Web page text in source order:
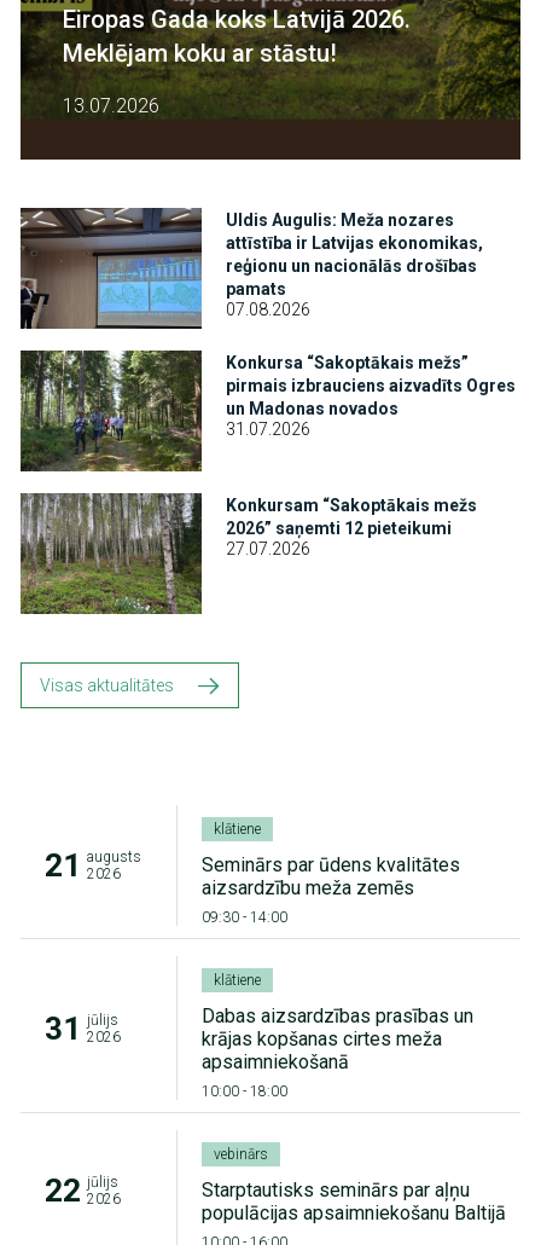
Eiropas Gada koks Latvijā 2026.
Meklējam koku ar stāstu!
13.07.2026
Attēls
Uldis Augulis: Meža nozares
attīstība ir Latvijas ekonomikas,
reģionu un nacionālās drošības
pamats
07.08.2026
Attēls
Konkursa “Sakoptākais mežs”
pirmais izbrauciens aizvadīts Ogres
un Madonas novados
31.07.2026
Attēls
Konkursam “Sakoptākais mežs
2026” saņemti 12 pieteikumi
27.07.2026
Visas aktualitātes
21
augusts
2026
klātiene
Seminārs par ūdens kvalitātes
aizsardzību meža zemēs
09:30- 14:00
31
jūlijs
2026
klātiene
Dabas aizsardzības prasības un
krājas kopšanas cirtes meža
apsaimniekošanā
10:00- 18:00
22 jūlijs
2026
vebinārs
Starptautisks seminārs par aļņu
populācijas apsaimniekošanu Baltijā